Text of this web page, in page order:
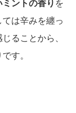
ントの香り を
は辛みを纏っ
ることから、
す。